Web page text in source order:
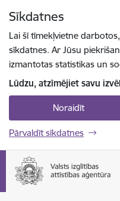
Sīkdatnes
Lai šī tīmekļvietne
sīkdatnes. Ar Jūsu
izmantotas statistikas un
Lūdzu, atzīmējiet savu
Noraidīt
Pārvaldīt sīkdatnes